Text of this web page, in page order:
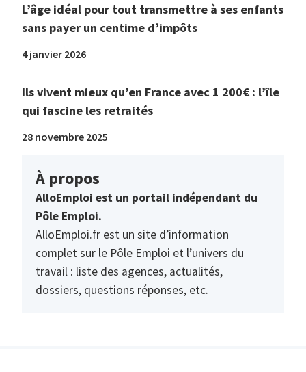
L’âge idéal pour tout transmettre à ses enfants
sans payer un centime d’impôts
4 janvier 2026
Ils vivent mieux qu’en France avec 1 200€ : l’île
qui fascine les retraités
28 novembre 2025
À propos
AlloEmploi est un portail indépendant du
Pôle Emploi.
AlloEmploi.fr est un site d’information
complet sur le Pôle Emploi et l’univers du
travail : liste des agences, actualités,
dossiers, questions réponses, etc.